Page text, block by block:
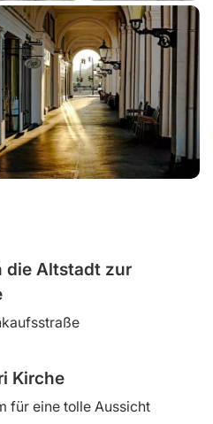
die Altstadt zur
Kirche
für eine tolle Aussicht